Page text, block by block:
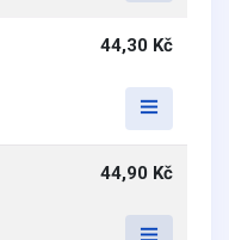
44,30 Kč
44,90 Kč